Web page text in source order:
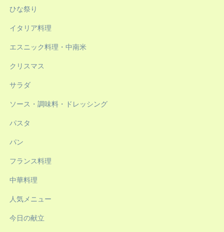
ひな祭り
イタリア料理
エスニック料理・中南米
クリスマス
サラダ
ソース・調味料・ドレッシング
パスタ
パン
フランス料理
中華料理
人気メニュー
今日の献立